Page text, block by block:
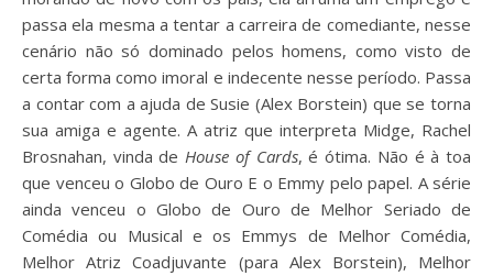
passa ela mesma a tentar a carreira de comediante, nesse
cenário não só dominado pelos homens, como visto de
certa forma como imoral e indecente nesse período. Passa
a contar com a ajuda de Susie (Alex Borstein) que se torna
sua amiga e agente. A atriz que interpreta Midge, Rachel
Brosnahan, vinda deHouse of Cards, é ótima. Não é à toa
que venceu o Globo de Ouro E o Emmy pelo papel. A série
ainda venceu o Globo de Ouro de Melhor Seriado de
Comédia ou Musical e os Emmys de Melhor Comédia,
Melhor Atriz Coadjuvante (para Alex Borstein), Melhor